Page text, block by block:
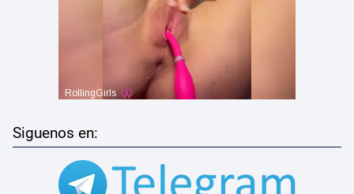
Siguenos en: